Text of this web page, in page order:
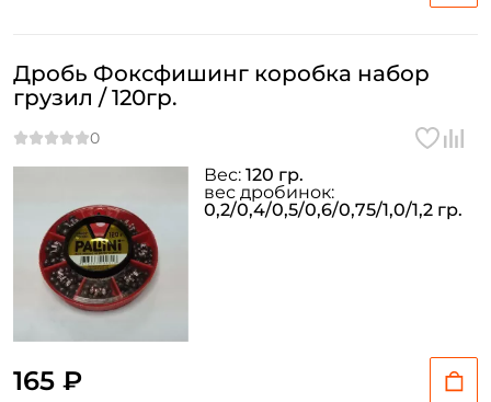
Дробь Фоксфишинг коробка набор
грузил / 120гр.
165 ₽
Вес: 120 гр.
вес дробинок:
0,2/0,4/0,5/0,6/0,75/1,0/1,2 гр.